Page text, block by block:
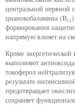
центральной нервной
цианокобаламина
формирования
напрямую влияет на
Кроме
выполняют
токоферол
результате
предотвращает
сохраняет